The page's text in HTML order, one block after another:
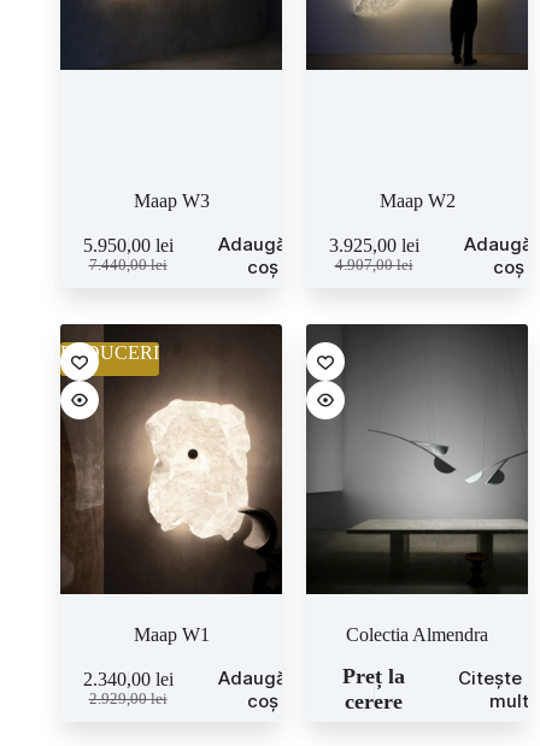
Maap W3
7.440,00lei
5.950,00 lei
Adaugă în
coș
Maap W2
4.907,00lei
3.925,00 lei
Adaugă
coș
REDUCERI
Maap W1
2.929,00lei
2.340,00 lei
Adaugă în
coș
Colectia Almendra
Preț la
cerere
Citește
mult